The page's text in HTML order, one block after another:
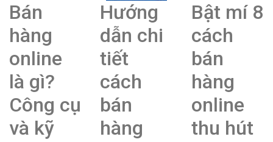
Bán
hàng
online
là gì?
Công cụ
và kỹ
Hướng
dẫn chi
tiết
cách
bán
hàng
Bật mí 8
cách
bán
hàng
online
thu hút